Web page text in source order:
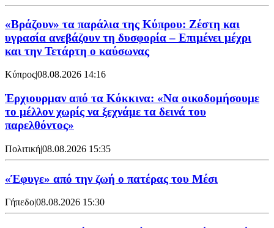
«Βράζουν» τα παράλια της Κύπρου: Ζέστη και
υγρασία ανεβάζουν τη δυσφορία – Επιμένει μέχρι
και την Τετάρτη ο καύσωνας
Κύπρος|08.08.2026 14:16
Έρχιουρμαν από τα Κόκκινα: «Να οικοδομήσουμε
το μέλλον χωρίς να ξεχνάμε τα δεινά του
παρελθόντος»
Πολιτική|08.08.2026 15:35
«Έφυγε» από την ζωή ο πατέρας του Μέσι
Γήπεδο|08.08.2026 15:30